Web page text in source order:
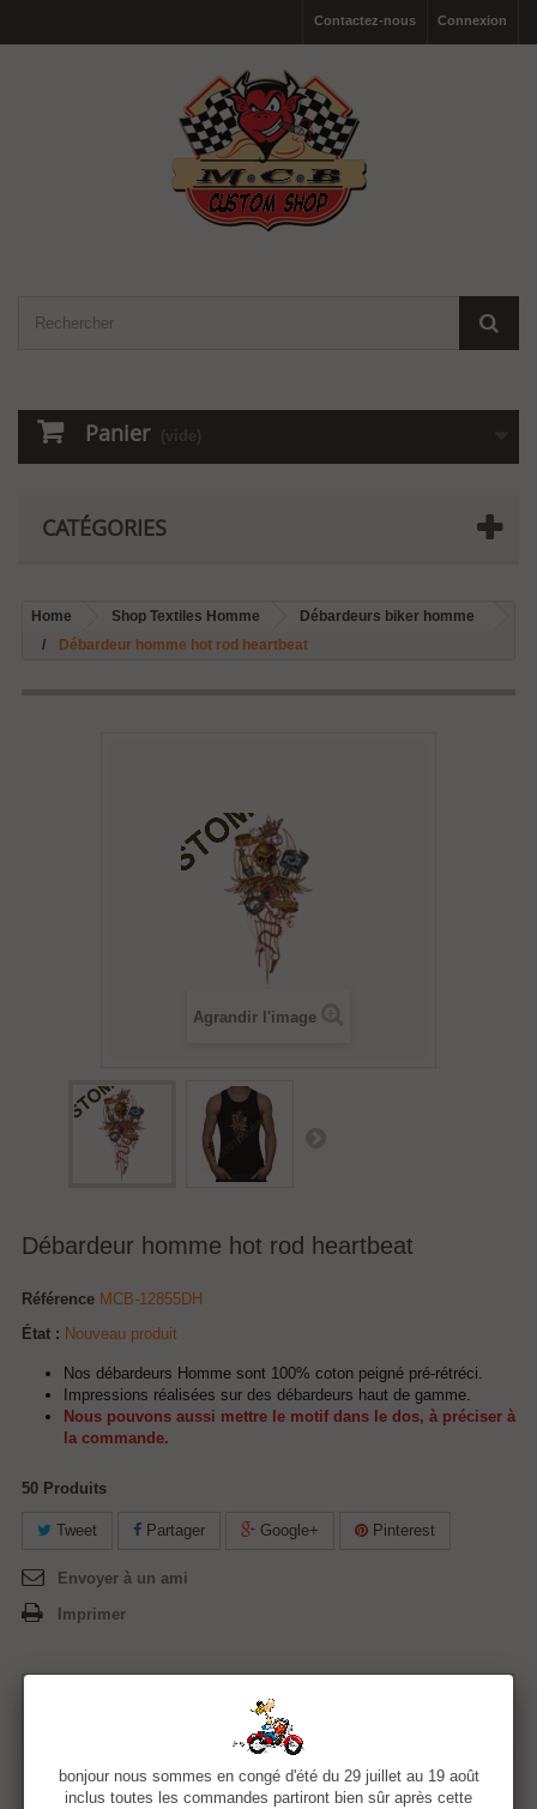
Connexion
Contactez-nous
Panier (vide)
CATÉGORIES
Home Shop Textiles Homme
Débardeurs biker homme
Débardeur homme hot rod heartbeat
Agrandir l'image
Débardeur homme hot rod heartbeat
Référence MCB-12855DH
État : Nouveau produit
Nos débardeurs Homme sont 100% coton peigné pré-rétréci.
Impressions réalisées sur des débardeurs haut de gamme.
Nous pouvons aussi mettre le motif dans le dos, à préciser à
la commande.
50 Produits
Tweet Partager Google+ Pinterest
Envoyer à un ami
Imprimer
Quantité
bonjour nous sommes en congé d'été du 29 juillet au 19 août
inclus toutes les commandes partiront bien sûr après cette